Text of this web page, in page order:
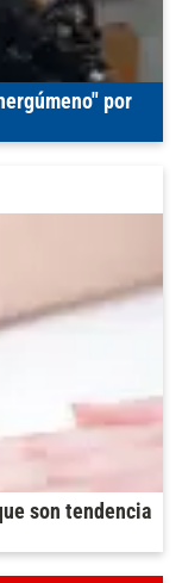
por
son tendencia